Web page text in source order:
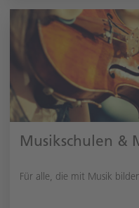
Musikschulen &
Für alle, die mit Musik